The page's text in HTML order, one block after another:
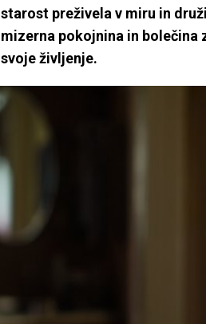
starost preživela v miru in
mizerna pokojnina in
svoje življenje.